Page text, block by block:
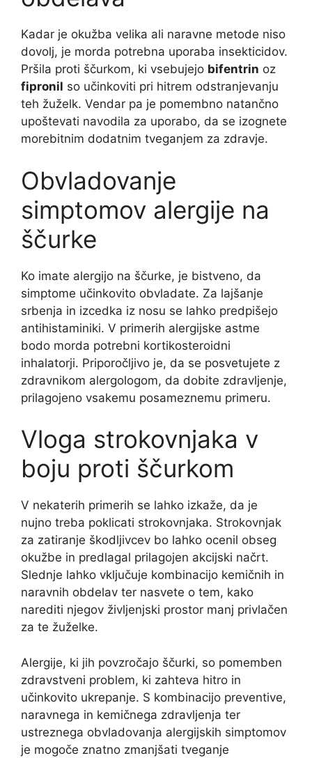
Kadar je okužba velika ali naravne metode niso
dovolj, je morda potrebna uporaba insekticidov.
Pršila proti ščurkom, ki vsebujejo bifentrin oz
fipronil so učinkoviti pri hitrem odstranjevanju
teh žuželk. Vendar pa je pomembno natančno
upoštevati navodila za uporabo, da se izognete
morebitnim dodatnim tveganjem za zdravje.
Obvladovanje
simptomov alergije na
ščurke
Ko imate alergijo na ščurke, je bistveno, da
simptome učinkovito obvladate. Za lajšanje
srbenja in izcedka iz nosu se lahko predpišejo
antihistaminiki. V primerih alergijske astme
bodo morda potrebni kortikosteroidni
inhalatorji. Priporočljivo je, da se posvetujete z
zdravnikom alergologom, da dobite zdravljenje,
prilagojeno vsakemu posameznemu primeru.
Vloga strokovnjaka v
boju proti ščurkom
V nekaterih primerih se lahko izkaže, da je
nujno treba poklicati strokovnjaka. Strokovnjak
za zatiranje škodljivcev bo lahko ocenil obseg
okužbe in predlagal prilagojen akcijski načrt.
Slednje lahko vključuje kombinacijo kemičnih in
naravnih obdelav ter nasvete o tem, kako
narediti njegov življenjski prostor manj privlačen
za te žuželke.
Alergije, ki jih povzročajo ščurki, so pomemben
zdravstveni problem, ki zahteva hitro in
učinkovito ukrepanje. S kombinacijo preventive,
naravnega in kemičnega zdravljenja ter
ustreznega obvladovanja alergijskih simptomov
je mogoče znatno zmanjšati tveganje